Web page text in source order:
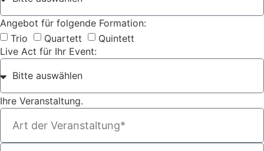
Angebot für folgende Formation:
Trio
Quartett
Quintett
Live Act für Ihr Event:
Ihre Veranstaltung.